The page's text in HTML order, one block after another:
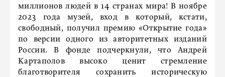
миллионов людей в 14 странах мира! В ноябре
2023 года музей, вход в который, кстати,
свободный, получил премию «Открытие года»
по версии одного из авторитетных изданий
России. В фонде подчеркнули, что Андрей
Картаполов высоко ценит стремление
благотворителя сохранить историческую